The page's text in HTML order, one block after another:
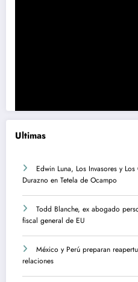
Ultimas
Edwin Luna, Los Invasores y
Durazno en Tetela de Ocampo
Todd Blanche, ex abogado
fiscal general de EU
México y Perú preparan
relaciones